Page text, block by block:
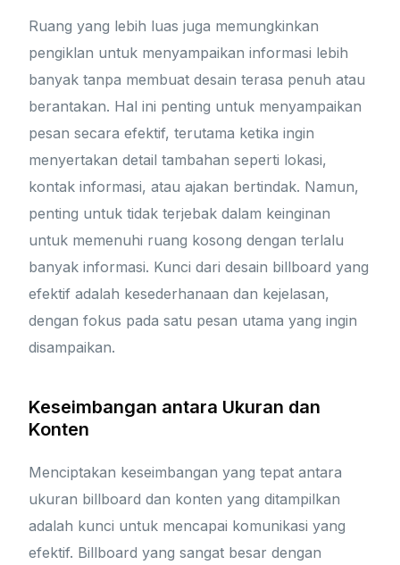
Ruang yang lebih luas juga memungkinkan
pengiklan untuk menyampaikan informasi lebih
banyak tanpa membuat desain terasa penuh atau
berantakan. Hal ini penting untuk menyampaikan
pesan secara efektif, terutama ketika ingin
menyertakan detail tambahan seperti lokasi,
kontak informasi, atau ajakan bertindak. Namun,
penting untuk tidak terjebak dalam keinginan
untuk memenuhi ruang kosong dengan terlalu
banyak informasi. Kunci dari desain billboard yang
efektif adalah kesederhanaan dan kejelasan,
dengan fokus pada satu pesan utama yang ingin
disampaikan.
Keseimbangan antara Ukuran dan
Konten
Menciptakan keseimbangan yang tepat antara
ukuran billboard dan konten yang ditampilkan
adalah kunci untuk mencapai komunikasi yang
efektif. Billboard yang sangat besar dengan